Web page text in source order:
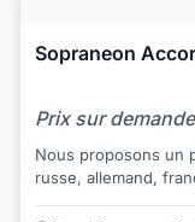
Sopraneon
Prix sur demande
Nous proposons un
russe, allemand,